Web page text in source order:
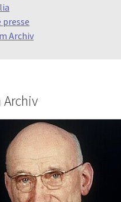
presse
Archiv
Archiv